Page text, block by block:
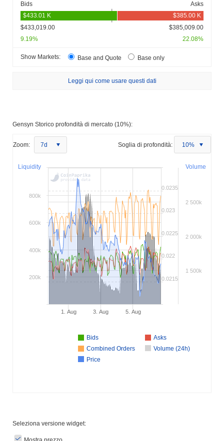
Bids Asks
$433,019.00
$385,009.00
9.19%
22.08%
Show Markets: Base and Quote Base only
Leggi qui come usare questi dati
Gensyn Storico profondità di mercato (10%):
Zoom: 7d Soglia di profondità: 10%
Volume
Liquidity
Bids
Asks
Combined Orders
Volume (24h)
Price
1. Aug 3. Aug 5. Aug
0.0215
0.022
0.0225
0.023
0.0235
1 500k
2 000k
2 500k
200k
400k
600k
800k
Seleziona versione widget: